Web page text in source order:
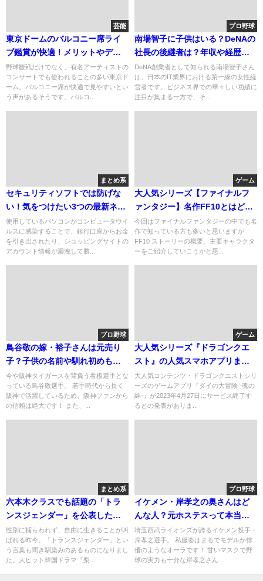
芸能
東京ドームのバルコニー席ライ
ブ鑑賞が快適！メリットやデメ
リットも
野球観戦だけでなく、有名アーティストの
コンサートでも使われることの多い東京ド
ーム。バルコニー席が快適で見やすいとい
う声があるそうです。バルコ...
プロ野球
南場智子に子供はいる？DeNAの
社長の後継者は？年収や経歴も
調査！
DeNA創業者として知られる南場智子さん
は、日本のIT業界における第一線の女性経
営者です。ビジネス界での華々しい功績に
注目が集まる一方で、そ...
まとめ系
セキュリティソフトでは防げな
い！気をつけたい3つの最新ネッ
ト詐欺
使用しているパソコンがコンピュータウイ
ルスに感染することで、銀行口座からお金
を引き出されたり、ショッピングサイトの
アカウント情報が漏洩して勝...
ゲーム
大人気シリーズ【ファイナルフ
ァンタジー】名作FF10とはどん
な作品？
今回はファイナルファンタジーの中でも名
作で知っている方も多いと思いますが
FF10 ストーリーの概要、主要キャラクタ
ーをご紹介していこうかと思...
プロ野球
鳥谷敬の嫁・裕子さんは元売り
子？子供の名前や馴れ初めも紹
介！
今や阪神タイガースを背負う看板選手とな
っている鳥谷敬選手。 若手時代から長く
阪神で活躍しているため、阪神ファンから
の信頼は絶大です！ また、...
ゲーム
大人気シリーズ『ドラゴンクエ
スト』の人気スマホアプリまと
め
大人気コンテンツ・ドラゴンクエストシリ
ーズのゲームアプリ『ダイの大冒険 -魂の
絆-』が2023年4月27日にサービス終了す
るとの発表がありま...
まとめ系
六本木クラスでも話題の「トラ
ンスジェンダー」を公表した有
名人たち
性別に捕らわれず、自由に生きることが叫
ばれる昨今。「トランスジェンダー」とい
う言葉も聞き馴染みのあるものになりまし
た。大ヒット韓国ドラマ『梨...
プロ野球
イケメン・岸孝之の奥さんはど
んな人？元ホステスって本当？
馴れ初めや息子についても
埼玉西武ライオンズが誇るイケメン投手・
岸孝之選手。 私服姿はまるでモデルか俳
優のようなオーラです！ 甘いマスクで野
球の実力も十分な岸孝之さん...